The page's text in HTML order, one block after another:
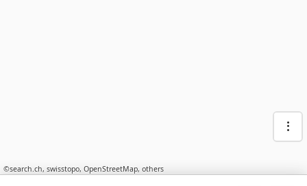
©search.ch, swisstopo, OpenStreetMap, others